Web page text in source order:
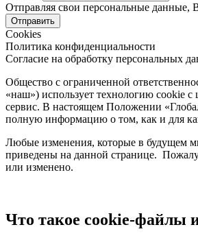
Отправляя свои персональные данные,
Cookies
Политика конфиденциальности
Согласие на обработку персональных
Общество с ограниченной
«наш») использует технологию cookie
сервис. В настоящем Положении
полную информацию о том, как и для
Любые изменения, которые в будущем
приведены на данной странице.
или изменено.
Что такое cookie-файлы